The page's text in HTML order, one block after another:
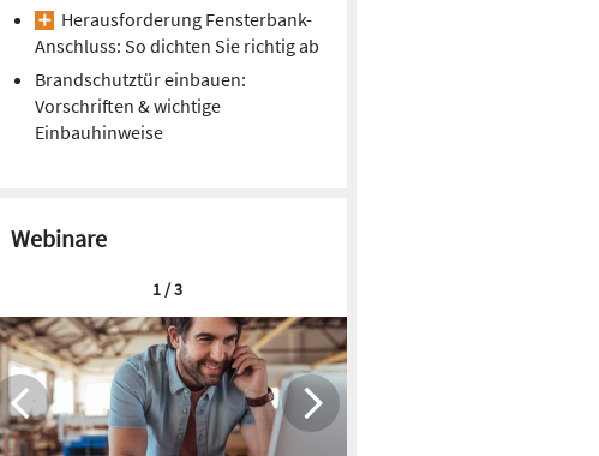
Herausforderung Fensterbank-
Anschluss: So dichten Sie richtig ab
Brandschutztür einbauen:
Vorschriften & wichtige
Einbauhinweise
Webinare
1 / 3